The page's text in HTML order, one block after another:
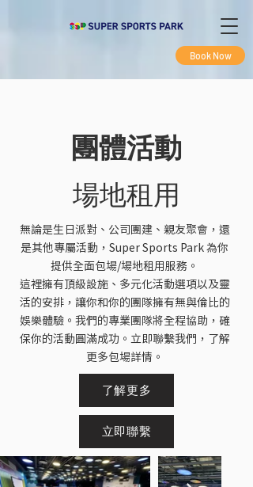
Book Now
團體活動
場地租用
無論是生日派對、公司團建、親友聚會，還
是其他專屬活動，Super Sports Park 為你
提供全面包場/場地租用服務。
這裡擁有頂級設施、多元化活動選項以及靈
活的安排，讓你和你的團隊擁有無與倫比的
娛樂體驗。我們的專業團隊將全程協助，確
保你的活動圓滿成功。立即聯繫我們，了解
更多包場詳情。
了解更多
立即聯繫